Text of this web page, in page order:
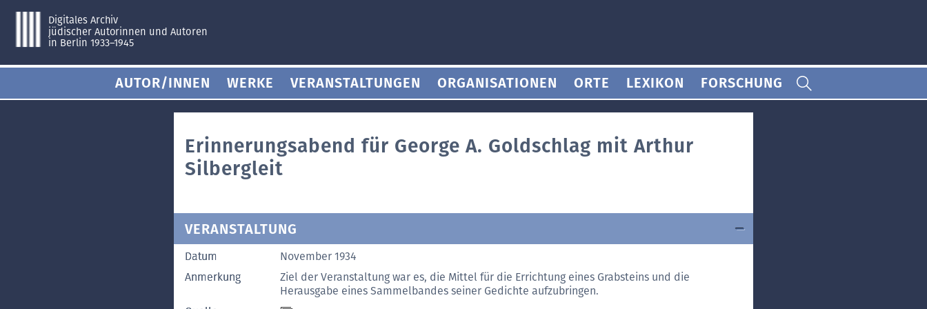
Digitales Archiv
jüdischer Autorinnen und Autoren
in Berlin 1933–1945
AUTOR/INNEN WERKE VERANSTALTUNGEN ORGANISATIONEN ORTE LEXIKON FORSCHUNG
Erinnerungsabend für George A. Goldschlag mit Arthur
Silbergleit
VERANSTALTUNG
Datum
November 1934
Anmerkung
Ziel der Veranstaltung war es, die Mittel für die Errichtung eines Grabsteins und die
Herausgabe eines Sammelbandes seiner Gedichte aufzubringen.